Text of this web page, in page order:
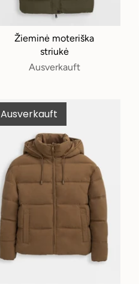
Žieminė moteriška
striukė
Ausverkauft
Ausverkauft